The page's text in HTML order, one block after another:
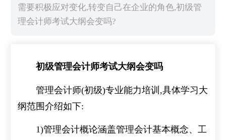
需要积极应对变化,转变自己在企业的角色,初级管
理会计师考试大纲会变吗?
初级管理会计师考试大纲会变吗
管理会计师(初级)专业能力培训,具体学习大
纲范围介绍如下:
1)管理会计概论涵盖管理会计基本概念、工